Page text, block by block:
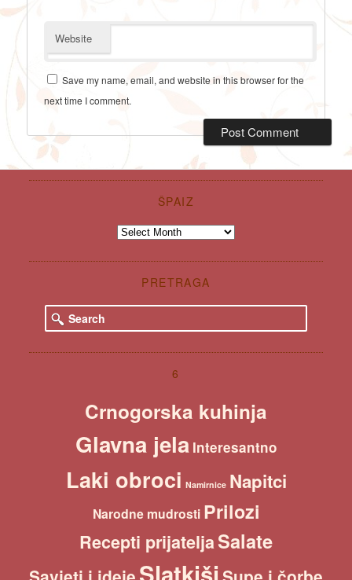
Website
Save my name, email, and website in this browser for the
next time I comment.
ŠPAIZ
Špaiz
PRETRAGA
e
r
6
Crnogorska kuhinja
Glavna jela Interesantno
Laki obroci Namirnice Napitci
Narodne mudrosti Prilozi
Recepti prijateljaSalate